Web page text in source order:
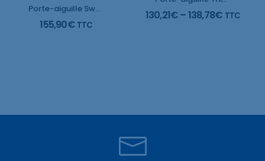
Porte-aiguille Swedish Model NH 5052
155,90€ TTC
130,21€–138,78€ TTC